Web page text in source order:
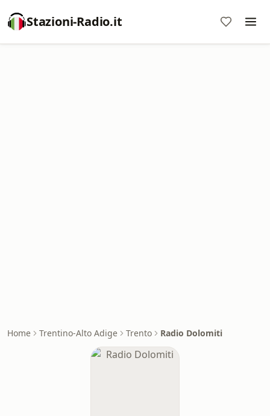
Stazioni-Radio.it
Home Trentino-Alto Adige Trento Radio Dolomiti